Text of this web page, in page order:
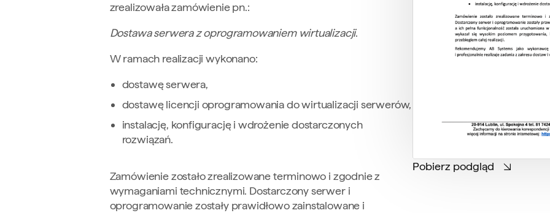
zrealizowała zamówienie pn.:
Dostawa serwera z oprogramowaniem wirtualizacji.
W ramach realizacji wykonano:
dostawę serwera,
dostawę licencji oprogramowania do wirtualizacji serwerów,
instalację, konfigurację i wdrożenie dostarczonych
rozwiązań.
Zamówienie zostało zrealizowane terminowo i zgodnie z
wymaganiami technicznymi. Dostarczony serwer i
oprogramowanie zostały prawidłowo zainstalowane i
Pobierz podgląd